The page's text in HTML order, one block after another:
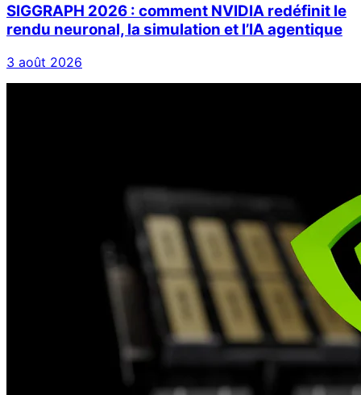
SIGGRAPH 2026 : comment NVIDIA redéfinit le
rendu neuronal, la simulation et l’IA agentique
3 août 2026